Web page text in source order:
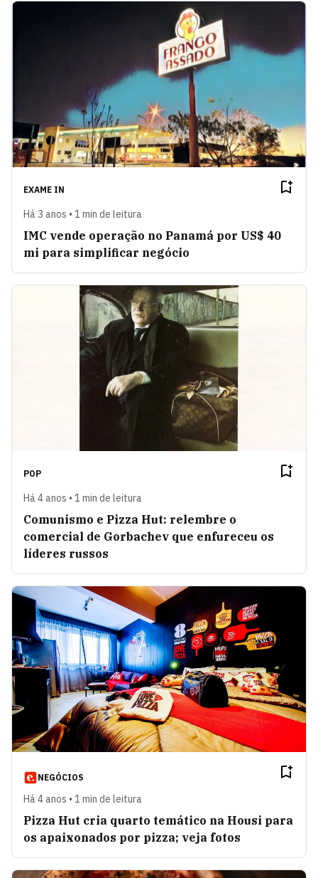
EXAME IN
Há 3 anos • 1 min de leitura
IMC vende operação no Panamá por US$ 40
mi para simplificar negócio
POP
Há 4 anos • 1 min de leitura
Comunismo e Pizza Hut: relembre o
comercial de Gorbachev que enfureceu os
líderes russos
NEGÓCIOS
Há 4 anos • 1 min de leitura
Pizza Hut cria quarto temático na Housi para
os apaixonados por pizza; veja fotos